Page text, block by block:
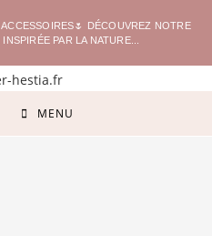
DÉCOUVREZ NOTRE
PAR LA NATURE...
MENU